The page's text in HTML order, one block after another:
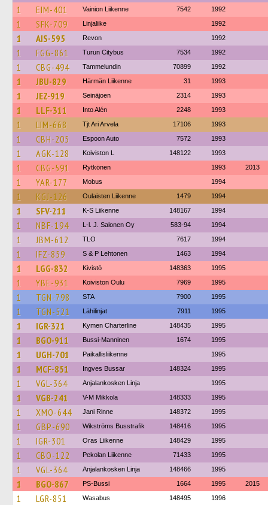
1 EIM-401 Vainion Liikenne 7542 1992
1 SFK-709 Linjaliike 1992
1 AIS-595 Revon 1992
1 FGG-861 Turun Citybus 7534 1992
1 CBG-494 Tammelundin 70899 1992
1 JBU-829 Härmän Liikenne 31 1993
1 JEZ-919 Seinäjoen 2314 1993
1 LLF-311 Into Alén 2248 1993
1 LIM-668 Tjt Ari Arvela 17106 1993
1 CBH-205 Espoon Auto 7572 1993
1 AGK-128 Koiviston L 148122 1993
1 CBG-591 Rytkönen 1993 2013
1 YAR-177 Mobus 1994
1 KGJ-126 Oulaisten Liikenne 1479 1994
1 SFV-211 K-S Liikenne 148167 1994
1 NBF-194 L-l. J. Salonen Oy 583-94 1994
1 JBM-612 TLO 7617 1994
1 IFZ-859 S & P Lehtonen 1463 1994
1 LGG-832 Kivistö 148363 1995
1 YBE-931 Koiviston Oulu 7969 1995
1 TGN-798 STA 7900 1995
1 TGN-521 Lähilinjat 7911 1995
1 IGR-321 Kymen Charterline 148435 1995
1 BGO-911 Bussi-Manninen 1674 1995
1 UGH-701 Paikallisliikenne 1995
1 MCF-851 Ingves Bussar 148324 1995
1 VGL-364 Anjalankosken Linja 1995
1 VGB-241 V-M Mikkola 148333 1995
1 XMO-644 Jani Rinne 148372 1995
1 GBP-690 Wikströms Busstrafik 148416 1995
1 IGR-301 Oras Liikenne 148429 1995
1 CBO-122 Pekolan Liikenne 71433 1995
1 VGL-364 Anjalankosken Linja 148466 1995
1 BGO-867 PS-Bussi 1664 1995 2015
1 LGR-851 Wasabus 148495 1996